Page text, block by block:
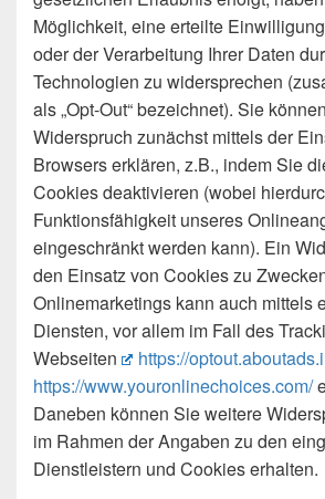
Möglichkeit, eine erteilte
oder der Verarbeitung Ihrer Daten
Technologien zu widersprechen
als „Opt-Out“ bezeichnet). Sie
Widerspruch zunächst mittels der
Browsers erklären, z.B., indem Sie
Cookies deaktivieren (wobei
Funktionsfähigkeit unseres
eingeschränkt werden kann). Ein
den Einsatz von Cookies zu
Onlinemarketings kann auch mittels
Diensten, vor allem im Fall des
Webseiten
https://
https://www.youronlinechoices.com/
Daneben können Sie weitere
im Rahmen der Angaben zu den
Dienstleistern und Cookies erhalten.